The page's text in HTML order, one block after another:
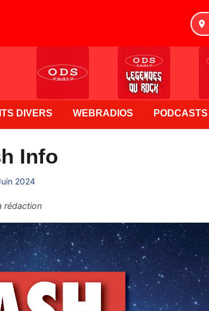
DIVERS WEBRADIOS PODCASTS
Info
2024
rédaction